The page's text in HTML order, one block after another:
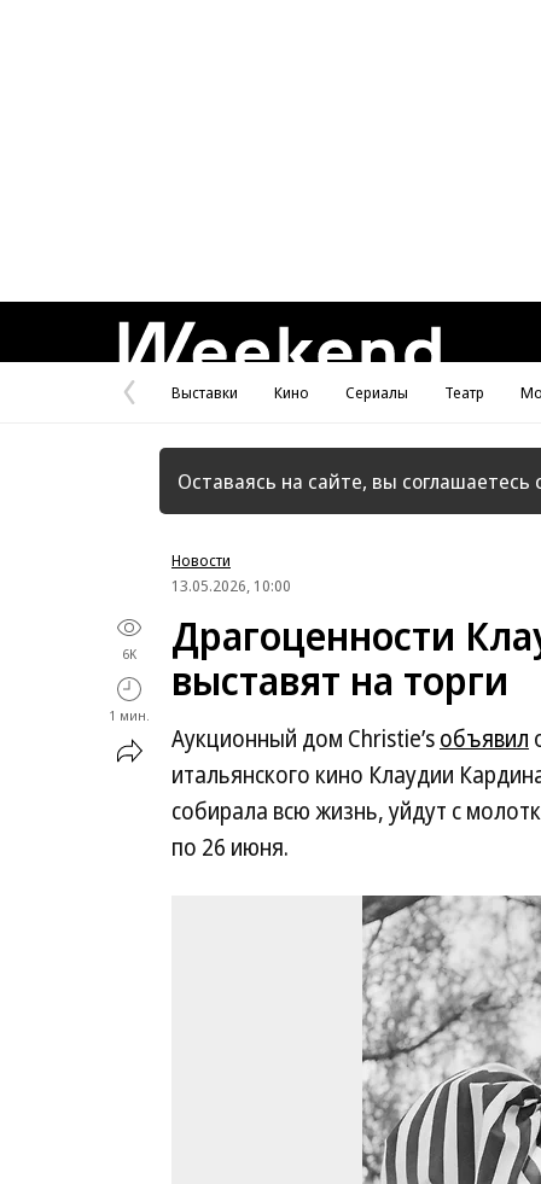
Предыдущая
страница
Выставки Кино Сериалы Театр
Оставаясь на сайте, вы соглашаетесь
Новости
13.05.2026, 10:00
6K
1 мин.
Драгоценности
выставят на торги
Аукционный дом Christie’sобъявил
итальянского кино Клаудии
собирала всю жизнь, уйдут с
по 26 июня.